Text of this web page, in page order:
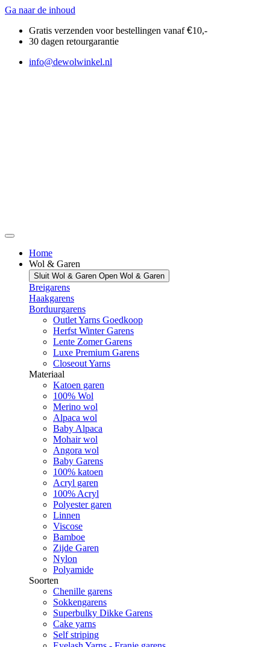
Ga naar de inhoud
Gratis verzenden voor bestellingen vanaf€10,-
30 dagen retourgarantie
info@dewolwinkel.nl
Home
Wol & Garen
Sluit Wol & Garen Open Wol & Garen
Breigarens
Haakgarens
Borduurgarens
Outlet Yarns Goedkoop
Herfst Winter Garens
Lente Zomer Garens
Luxe Premium Garens
Closeout Yarns
Materiaal
Katoen garen
100% Wol
Merino wol
Alpaca wol
Baby Alpaca
Mohair wol
Angora wol
Baby Garens
100% katoen
Acryl garen
100% Acryl
Polyester garen
Linnen
Viscose
Bamboe
Zijde Garen
Nylon
Polyamide
Soorten
Chenille garens
Sokkengarens
Superbulky Dikke Garens
Cake yarns
Self striping